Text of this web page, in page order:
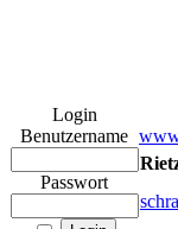
Login
Benutzername
Passwort